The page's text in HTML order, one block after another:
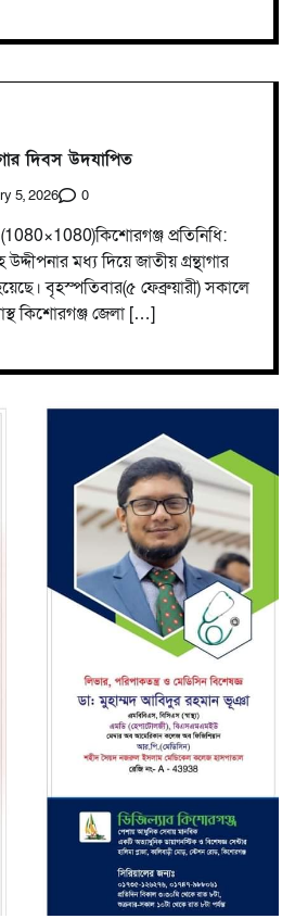
দিবস উদযাপিত
5, 2026 0
প্রতিনিধি:
মধ্য দিয়ে জাতীয় গ্রন্থাগার
বৃহস্পতিবার(৫ ফেব্রুয়ারী) সকালে
কিশোরগঞ্জ জেলা […]